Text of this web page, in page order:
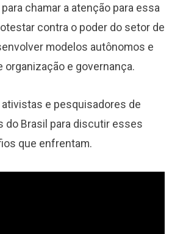
chamar a atenção para essa
contra o poder do setor de
modelos autônomos e
e governança.
e pesquisadores de
do Brasil para discutir esses
que enfrentam.